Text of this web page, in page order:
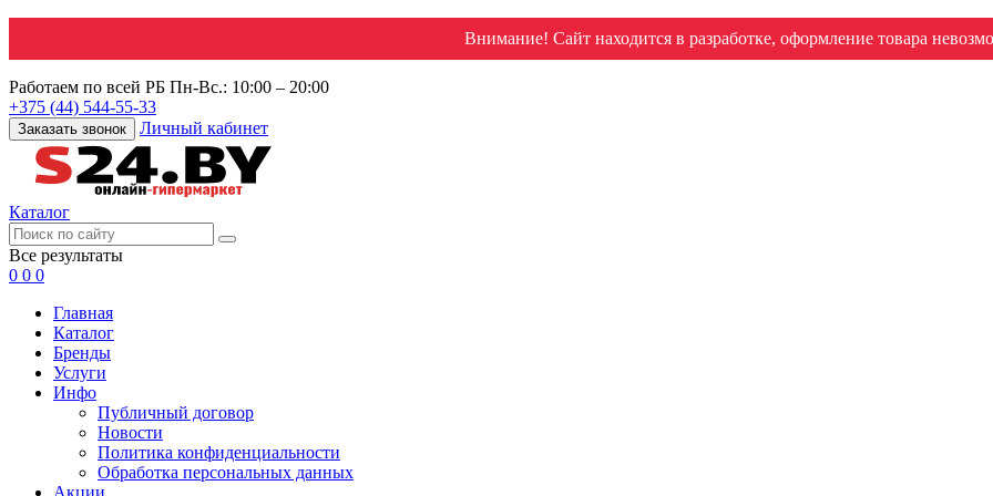
Внимание! Сайт находится в разработке, оформление товара
Работаем по всей РБ Пн-Вс.: 10:00 – 20:00
+375 (44) 544-55-33
Заказать звонок Личный кабинет
Каталог
Все результаты
0 0 0
Главная
Каталог
Бренды
Услуги
Инфо
Публичный договор
Новости
Политика конфиденциальности
Обработка персональных данных
Акции